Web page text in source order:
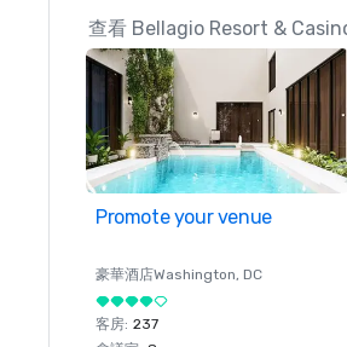
查看 Bellagio Resort &
Promote your venue
豪華酒店Washington, DC
客房: 237